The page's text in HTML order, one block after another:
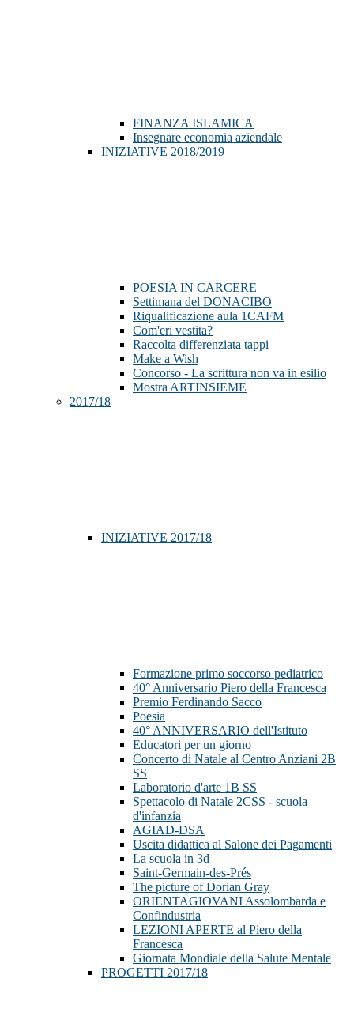
FINANZA ISLAMICA
Insegnare economia aziendale
INIZIATIVE 2018/2019
POESIA IN CARCERE
Settimana del DONACIBO
Riqualificazione aula 1CAFM
Com'eri vestita?
Raccolta differenziata tappi
Make a Wish
Concorso - La scrittura non va in esilio
Mostra ARTINSIEME
2017/18
INIZIATIVE 2017/18
Formazione primo soccorso pediatrico
40° Anniversario Piero della Francesca
Premio Ferdinando Sacco
Poesia
40° ANNIVERSARIO dell'Istituto
Educatori per un giorno
Concerto di Natale al Centro Anziani 2B
SS
Laboratorio d'arte 1B SS
Spettacolo di Natale 2CSS - scuola
d'infanzia
AGIAD-DSA
Uscita didattica al Salone dei Pagamenti
La scuola in 3d
Saint-Germain-des-Prés
The picture of Dorian Gray
ORIENTAGIOVANI Assolombarda e
Confindustria
LEZIONI APERTE al Piero della
Francesca
Giornata Mondiale della Salute Mentale
PROGETTI 2017/18